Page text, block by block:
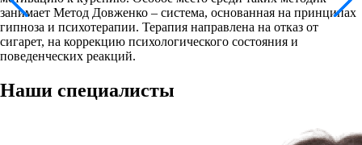
занимает Метод Довженко – система, основанная на принципах
гипноза и психотерапии. Терапия направлена на отказ от
сигарет, на коррекцию психологического состояния и
поведенческих реакций.
Наши специалисты